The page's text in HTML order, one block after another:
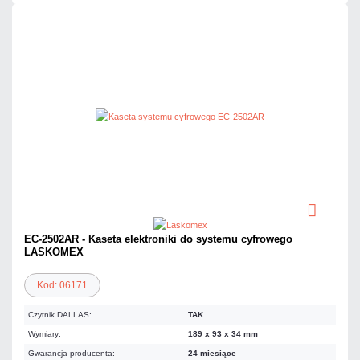
EC-2502AR - Kaseta elektroniki do systemu cyfrowego
LASKOMEX
Kod: 06171
Czytnik DALLAS: TAK
Wymiary: 189 x 93 x 34 mm
Gwarancja producenta: 24 miesiące